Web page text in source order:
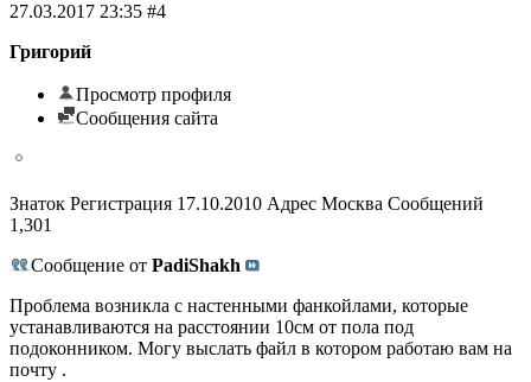
27.03.2017 23:35 #4
Григорий
Просмотр профиля
Сообщения сайта
Знаток Регистрация 17.10.2010 Адрес Москва Сообщений
1,301
Сообщение от PadiShakh
Проблема возникла с настенными фанкойлами, которые
устанавливаются на расстоянии 10см от пола под
подоконником. Могу выслать файл в котором работаю вам на
почту .